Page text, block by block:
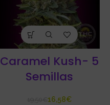
Caramel Kush- 5
Semillas
16,58€